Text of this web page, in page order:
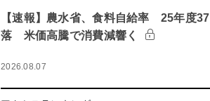
【速報】農水省、食料自給率 25年度
落 米価高騰で消費減響く
2026.08.07